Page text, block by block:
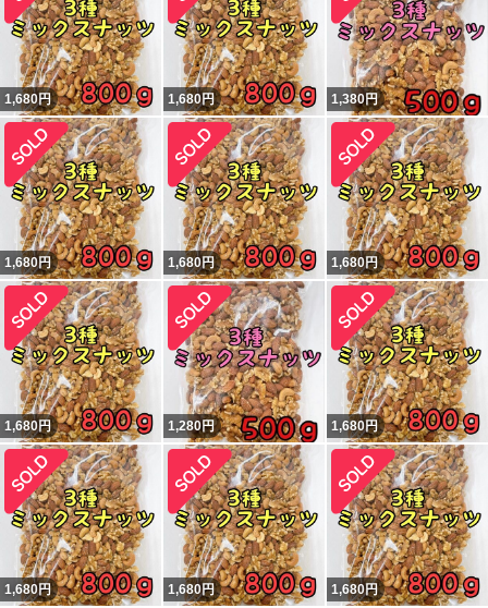
1,680円 1,680円 1,380円
1,680円 1,680円 1,680円
1,680円 1,280円 1,680円
1,680円 1,680円 1,680円